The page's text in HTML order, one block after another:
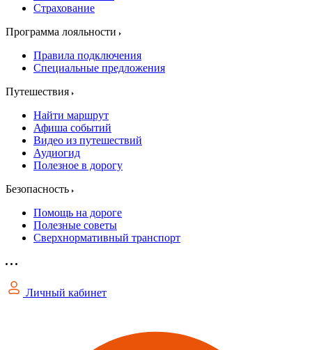
Страхование
Программа лояльности
Правила подключения
Специальные предложения
Путешествия
Найти маршрут
Афиша событий
Видео из путешествий
Аудиогид
Полезное в дорогу
Безопасность
Помощь на дороге
Полезные советы
Сверхнормативный транспорт
Личный кабинет